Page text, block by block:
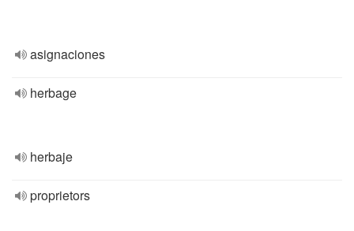
asignaciones
herbage
herbaje
proprietors